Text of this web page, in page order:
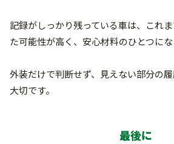
記録がしっかり残っている車は、これ
た可能性が高く、安心材料のひとつにな
外装だけで判断せず、見えない部分の
大切です。
最後に